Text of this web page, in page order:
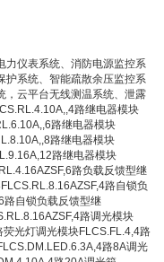
力仪表系统、消防电源监控系
护系统、智能疏散余压监控系
，云平台无线测温系统、泄露
路继电器模块
路继电器模块
路继电器模块
路继电器模块
路负载反馈型继
路自锁负
路自锁负载反馈型继
路调光模块
光灯调光模块FLCS.FL.4,4路
路8A调光